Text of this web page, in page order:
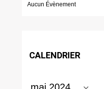
Aucun Évènement
CALENDRIER